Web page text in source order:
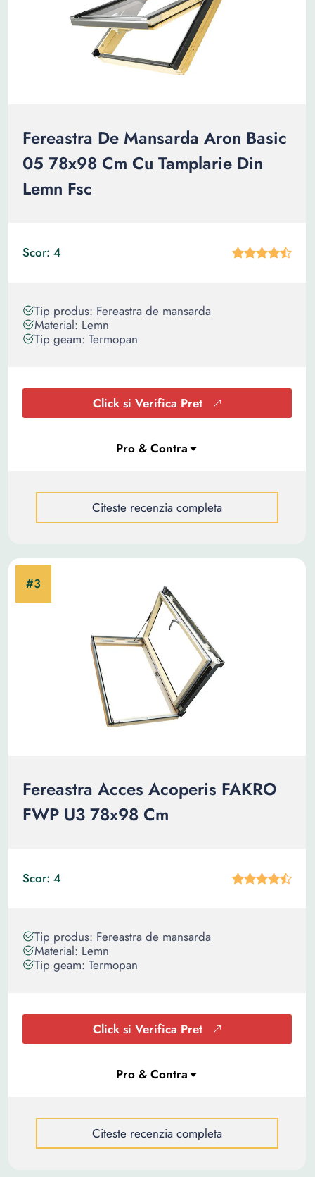
Fereastra De Mansarda Aron Basic
05 78x98 Cm Cu Tamplarie Din
Lemn Fsc
Scor: 4
Tip produs: Fereastra de mansarda
Material: Lemn
Tip geam: Termopan
Click si Verifica Pret
Citeste recenzia completa
Fereastra Acces Acoperis FAKRO
FWP U3 78x98 Cm
Scor: 4
Tip produs: Fereastra de mansarda
Material: Lemn
Tip geam: Termopan
Click si Verifica Pret
Citeste recenzia completa